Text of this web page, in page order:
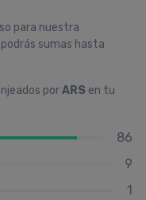
para nuestra
sumas hasta
porARS en tu
86
9
1